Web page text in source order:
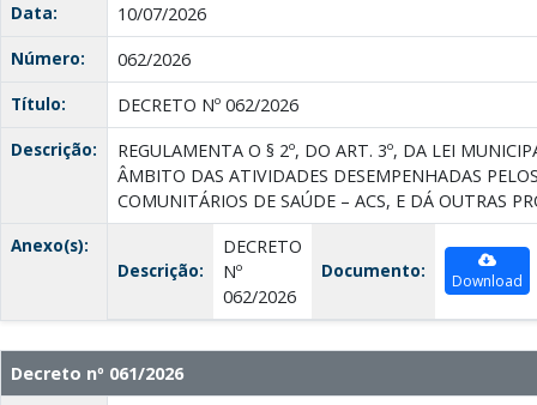
Data:
10/07/2026
Número:
062/2026
Título:
DECRETO Nº 062/2026
Descrição:
REGULAMENTA O § 2º, DO ART. 3º, DA LEI
ÂMBITO DAS ATIVIDADES DESEMPENHADAS
COMUNITÁRIOS DE SAÚDE – ACS, E DÁ OUTRAS
Anexo(s):
Descrição:
DECRETO
Nº
062/2026
Documento: Download
Decreto nº 061/2026